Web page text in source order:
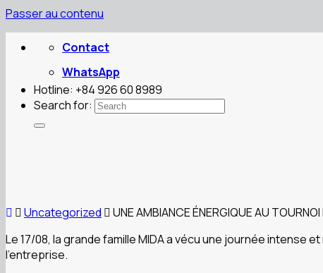
Passer au contenu
Contact
WhatsApp
Hotline: +84 926 60 8989
Search for:
Uncategorized
UNE AMBIANCE ÉNERGIQUE AU
Le 17/08, la grande famille MIDA a vécu une journée intense
l’entreprise.